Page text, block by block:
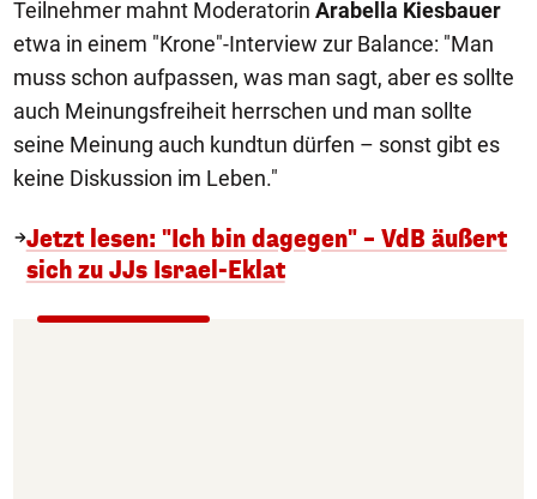
Teilnehmer mahnt Moderatorin Arabella Kiesbauer
etwa in einem "Krone"-Interview zur Balance: "Man
muss schon aufpassen, was man sagt, aber es sollte
auch Meinungsfreiheit herrschen und man sollte
seine Meinung auch kundtun dürfen – sonst gibt es
keine Diskussion im Leben."
Jetzt lesen: "Ich bin dagegen" – VdB äußert
sich zu JJs Israel-Eklat